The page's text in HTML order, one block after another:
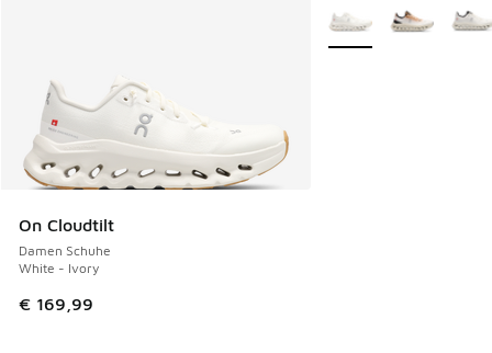
On Cloudtilt
Damen Schuhe
White - Ivory
€ 169,99
Weitere Farben